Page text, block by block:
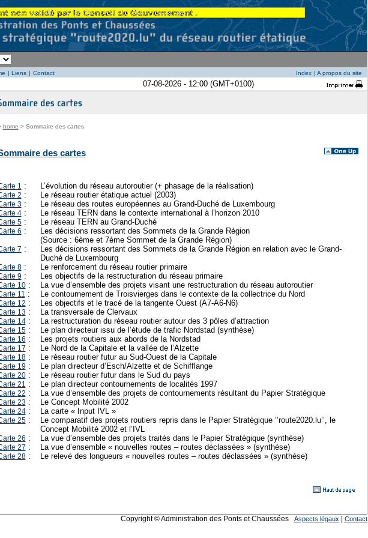
| Liens | Contact Index | A propos du site
07-08-2026 - 12:00 (GMT+0100)
home > Sommaire des cartes
des cartes
1 : L’évolution du réseau autoroutier (+ phasage de la réalisation)
2 : Le réseau routier étatique actuel (2003)
3: Le réseau des routes européennes au Grand-Duché de Luxembourg
4: Le réseau TERN dans le contexte international à l’horizon 2010
5: Le réseau TERN au Grand-Duché
6 :
Les décisions ressortant des Sommets de la Grande Région
(Source : 6ème et 7ème Sommet de la Grande Région)
7 :
Les décisions ressortant des Sommets de la Grande Région en relation avec le Grand-
Duché de Luxembourg
8: Le renforcement du réseau routier primaire
9: Les objectifs de la restructuration du réseau primaire
10: La vue d’ensemble des projets visant une restructuration du réseau autoroutier
11 : Le contournement de Troisvierges dans le contexte de la collectrice du Nord
12 : Les objectifs et le tracé de la tangente Ouest (A7-A6-N6)
13: La transversale de Clervaux
14: La restructuration du réseau routier autour des 3 pôles d’attraction
15: Le plan directeur issu de l’étude de trafic Nordstad (synthèse)
16 : Les projets routiers aux abords de la Nordstad
17 : Le Nord de la Capitale et la vallée de l’Alzette
18: Le réseau routier futur au Sud-Ouest de la Capitale
19: Le plan directeur d’Esch/Alzette et de Schifflange
20: Le réseau routier futur dans le Sud du pays
21 : Le plan directeur contournements de localités 1997
22 : La vue d’ensemble des projets de contournements résultant du Papier Stratégique
23: Le Concept Mobilité 2002
24: La carte « Input IVL »
25:
Le comparatif des projets routiers repris dans le Papier Stratégique ‘’route2020.lu’’, le
Concept Mobilité 2002 et l’IVL
26 : La vue d’ensemble des projets traités dans le Papier Stratégique (synthèse)
27 : La vue d’ensemble « nouvelles routes – routes déclassées » (synthèse)
28: Le relevé des longueurs « nouvelles routes – routes déclassées » (synthèse)
Copyright © Administration des Ponts et Chaussées Aspects légaux| Contact